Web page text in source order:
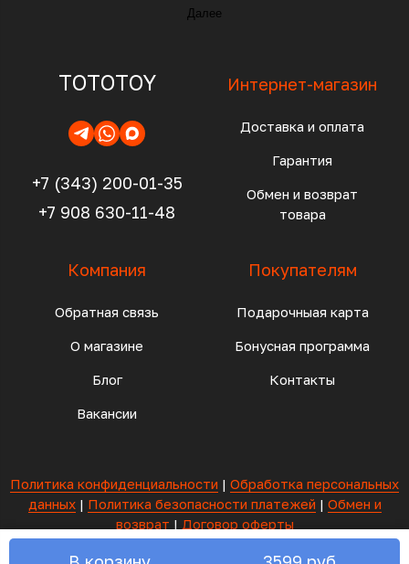
Далее
TOTOTOY
+7 (343) 200-01-35
+7 908 630-11-48
Интернет-магазин
Доставка и оплата
Гарантия
Обмен и возврат
товара
Компания
Обратная связь
О магазине
Блог
Вакансии
Покупателям
Подарочныая карта
Бонусная программа
Контакты
Политика конфиденциальности | Обработка персональных
данных| Политика безопасности платежей | Обмен и
возврат | Договор оферты
ИП Айванто Андрей Петрович ИНН 673215003011